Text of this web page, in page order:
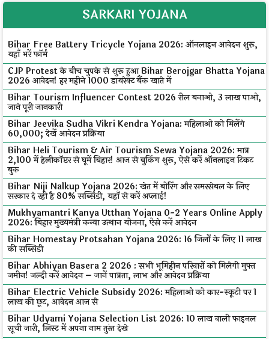
SARKARI YOJANA
Bihar Free Battery Tricycle Yojana 2026: ऑनलाइन आवेदन शुरू,
यहाँ भरें फॉर्म
CJP Protest के बीच चुपके से शुरू हुआ Bihar Berojgar Bhatta Yojana
2026 आवेदन! हर महीने ₹1000 डायरेक्ट बैंक खाते में
Bihar Tourism Influencer Contest 2026 रील बनाओ, ₹3 लाख पाओ,
जाने पूरी जानकारी
Bihar Jeevika Sudha Vikri Kendra Yojana: महिलाओं को मिलेंगे
₹60,000; देखें आवेदन प्रक्रिया
Bihar Heli Tourism & Air Tourism Sewa Yojana 2026: मात्र
₹2,100 में हेलीकॉप्टर से घूमें बिहार! आज से बुकिंग शुरू, ऐसे करें ऑनलाइन टिकट
बुक
Bihar Niji Nalkup Yojana 2026: खेत में बोरिंग और समरसेबल के लिए
सरकार दे रही है 80% सब्सिडी, यहाँ से करें अप्लाई!
Mukhyamantri Kanya Utthan Yojana 0-2 Years Online Apply
2026: बिहार मुख्यमंत्री कन्या उत्थान योजना, ऐसे करें आवेदन
Bihar Homestay Protsahan Yojana 2026: 16 जिलों के लिए ₹11 लाख
की सब्सिडी
Bihar Abhiyan Basera 2 2026 : सभी भूमिहीन परिवारों को मिलेगी मुफ्त
जमीन! जल्दी करें आवेदन – जानें पात्रता, लाभ और आवेदन प्रक्रिया
Bihar Electric Vehicle Subsidy 2026: महिलाओं को कार-स्कूटी पर ₹1
लाख की छूट, आवेदन आज से
Bihar Udyami Yojana Selection List 2026: ₹10 लाख वाली फाइनल
सूची जारी, लिस्ट में अपना नाम तुरंत देखे